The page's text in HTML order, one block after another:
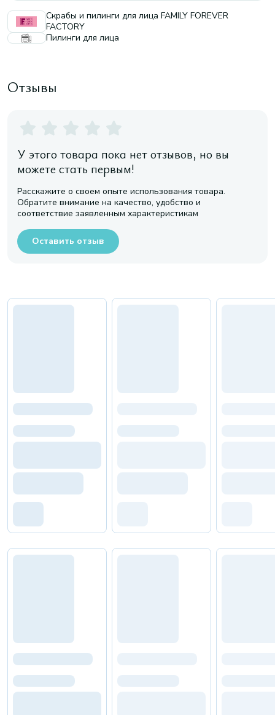
Скрабы и пилинги для лица FAMILY FOREVER
FACTORY
Пилинги для лица
Отзывы
У этого товара пока нет отзывов, но вы
можете стать первым!
Расскажите о своем опыте использования товара.
Обратите внимание на качество, удобство и
соответствие заявленным характеристикам
Оставить отзыв